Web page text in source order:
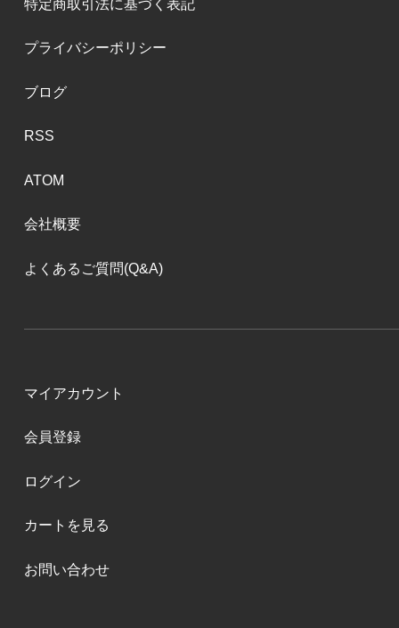
特定商取引法に基づく表記
プライバシーポリシー
ブログ
RSS
ATOM
会社概要
よくあるご質問(Q&A)
マイアカウント
会員登録
ログイン
カートを見る
お問い合わせ